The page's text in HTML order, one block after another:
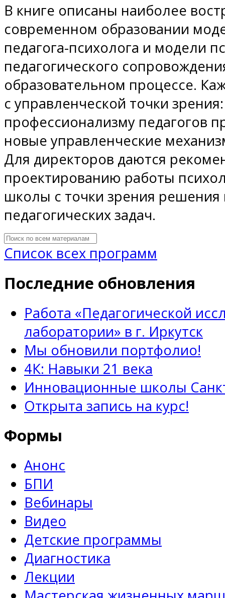
В книге описаны наиболее
современном образовании
педагога-психолога и модели
педагогического
образовательном процессе.
с управленческой точки
профессионализму педагогов
новые управленческие
Для директоров даются
проектированию работы
школы с точки зрения решения
педагогических задач.
Список всех программ
Последние обновления
Работа «Педагогической
лаборатории» в г. Иркутск
Мы обновили портфолио!
4К: Навыки 21 века
Инновационные школы
Открыта запись на курс!
Формы
Анонс
БПИ
Вебинары
Видео
Детские программы
Диагностика
Лекции